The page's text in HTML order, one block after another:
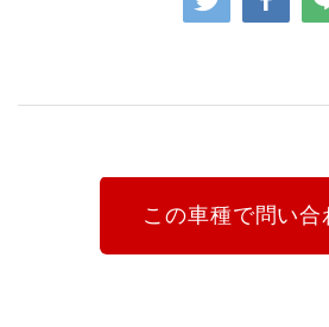
この車種で問い合